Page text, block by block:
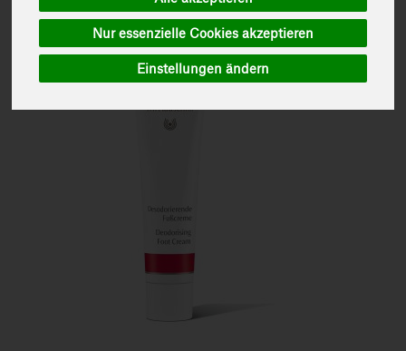
Nur essenzielle Cookies akzeptieren
Einstellungen ändern
Art.-Nr. 819039